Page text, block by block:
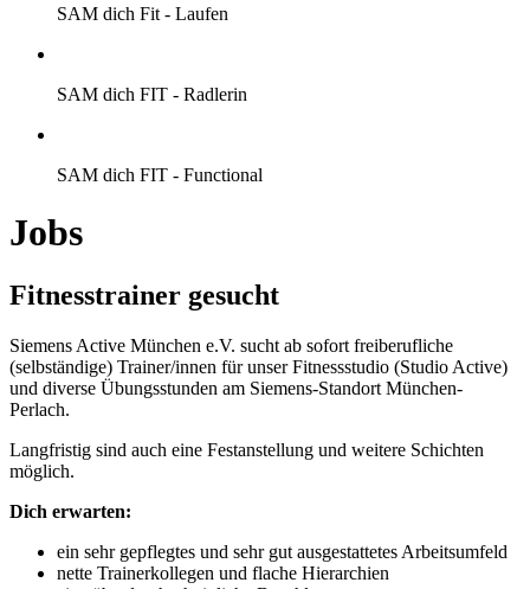
SAM dich Fit - Laufen
SAM dich FIT - Radlerin
SAM dich FIT - Functional
Jobs
Fitnesstrainer gesucht
Siemens Active München e.V. sucht ab sofort freiberufliche
(selbständige) Trainer/innen für unser Fitnessstudio (Studio Active)
und diverse Übungsstunden am Siemens-Standort München-
Perlach.
Langfristig sind auch eine Festanstellung und weitere Schichten
möglich.
Dich erwarten:
ein sehr gepflegtes und sehr gut ausgestattetes Arbeitsumfeld
nette Trainerkollegen und flache Hierarchien